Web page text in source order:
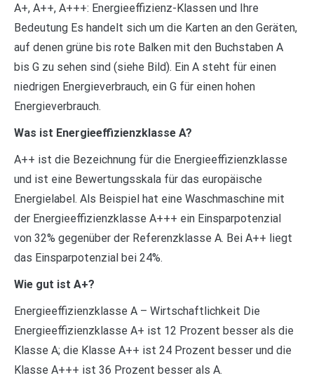
A+, A++, A+++: Energieeffizienz-Klassen und Ihre
Bedeutung Es handelt sich um die Karten an den Geräten,
auf denen grüne bis rote Balken mit den Buchstaben A
bis G zu sehen sind (siehe Bild). Ein A steht für einen
niedrigen Energieverbrauch, ein G für einen hohen
Energieverbrauch.
Was ist Energieeffizienzklasse A?
A++ ist die Bezeichnung für die Energieeffizienzklasse
und ist eine Bewertungsskala für das europäische
Energielabel. Als Beispiel hat eine Waschmaschine mit
der Energieeffizienzklasse A+++ ein Einsparpotenzial
von 32% gegenüber der Referenzklasse A. Bei A++ liegt
das Einsparpotenzial bei 24%.
Wie gut ist A+?
Energieeffizienzklasse A – Wirtschaftlichkeit Die
Energieeffizienzklasse A+ ist 12 Prozent besser als die
Klasse A; die Klasse A++ ist 24 Prozent besser und die
Klasse A+++ ist 36 Prozent besser als A.